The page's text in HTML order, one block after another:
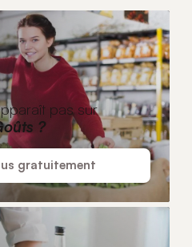
pas sur
?
gratuitement